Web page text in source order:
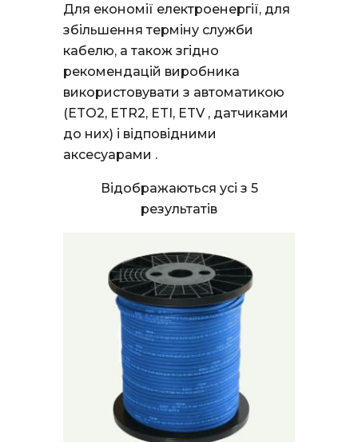
Для економії електроенергії, для
збільшення терміну служби
кабелю, а також згідно
рекомендацій виробника
використовувати з автоматикою
(ETO2, ETR2, ETI, ETV , датчиками
до них) і відповідними
аксесуарами .
Відображаються усі з 5
результатів